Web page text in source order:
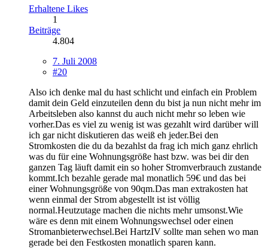
Erhaltene Likes
1
Beiträge
4.804
7. Juli 2008
#20
Also ich denke mal du hast schlicht und einfach ein Problem
damit dein Geld einzuteilen denn du bist ja nun nicht mehr im
Arbeitsleben also kannst du auch nicht mehr so leben wie
vorher.Das es viel zu wenig ist was gezahlt wird darüber will
ich gar nicht diskutieren das weiß eh jeder.Bei den
Stromkosten die du da bezahlst da frag ich mich ganz ehrlich
was du für eine Wohnungsgröße hast bzw. was bei dir den
ganzen Tag läuft damit ein so hoher Stromverbrauch zustande
kommt.Ich bezahle gerade mal monatlich 59€ und das bei
einer Wohnungsgröße von 90qm.Das man extrakosten hat
wenn einmal der Strom abgestellt ist ist völlig
normal.Heutzutage machen die nichts mehr umsonst.Wie
wäre es denn mit einem Wohnungswechsel oder einen
Stromanbieterwechsel.Bei HartzIV sollte man sehen wo man
gerade bei den Festkosten monatlich sparen kann.